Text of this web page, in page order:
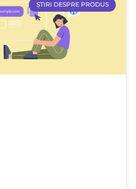
ȘTIRI DESPRE PRODUS